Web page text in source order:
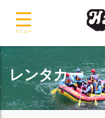
レンタカー
メニュー